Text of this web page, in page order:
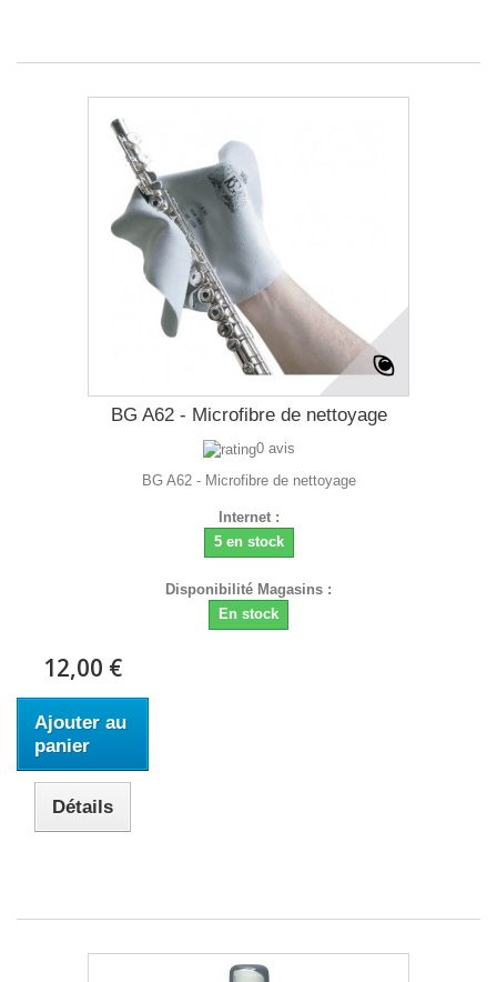
BG A62 - Microfibre de nettoyage
0 avis
BG A62 - Microfibre de nettoyage
Internet :
5 en stock
Disponibilité Magasins :
En stock
12,00 €
Ajouter au
panier
Détails